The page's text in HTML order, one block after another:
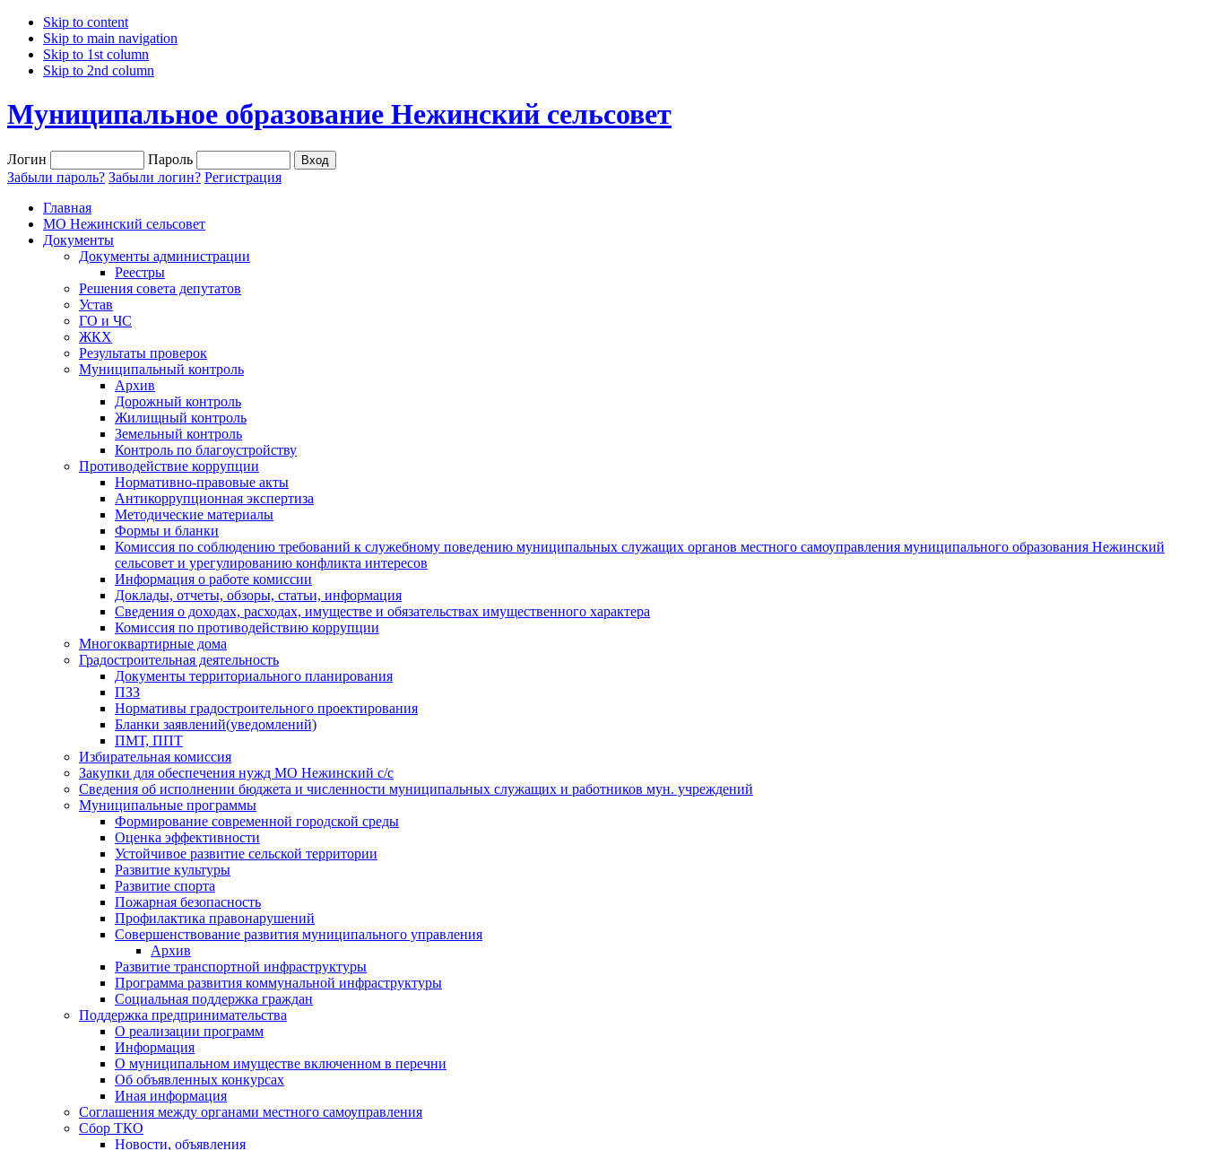
Skip to content
Skip to main navigation
Skip to 1st column
Skip to 2nd column
Муниципальное образование Нежинский сельсовет
Логин
Пароль
Забыли пароль? Забыли логин? Регистрация
Главная
МО Нежинский сельсовет
Документы
Документы администрации
Реестры
Решения совета депутатов
Устав
ГО и ЧС
ЖКХ
Результаты проверок
Муниципальный контроль
Архив
Дорожный контроль
Жилищный контроль
Земельный контроль
Контроль по благоустройству
Противодействие коррупции
Нормативно-правовые акты
Антикоррупционная экспертиза
Методические материалы
Формы и бланки
Комиссия по соблюдению требований к служебному поведению муниципальных служащих органов местного самоуправления муниципального образования Нежинский
сельсовет и урегулированию конфликта интересов
Информация о работе комиссии
Доклады, отчеты, обзоры, статьи, информация
Сведения о доходах, расходах, имуществе и обязательствах имущественного характера
Комиссия по противодействию коррупции
Многоквартирные дома
Градостроительная деятельность
Документы территориального планирования
ПЗЗ
Нормативы градостроительного проектирования
Бланки заявлений(уведомлений)
ПМТ, ППТ
Избирательная комиссия
Закупки для обеспечения нужд МО Нежинский с/с
Сведения об исполнении бюджета и численности муниципальных служащих и работников мун. учреждений
Муниципальные программы
Формирование современной городской среды
Оценка эффективности
Устойчивое развитие сельской территории
Развитие культуры
Развитие спорта
Пожарная безопасность
Профилактика правонарушений
Совершенствование развития муниципального управления
Архив
Развитие транспортной инфраструктуры
Программа развития коммунальной инфраструктуры
Социальная поддержка граждан
Поддержка предпринимательства
О реализации программ
Информация
О муниципальном имуществе включенном в перечни
Об объявленных конкурсах
Иная информация
Соглашения между органами местного самоуправления
Сбор ТКО
Новости, объявления